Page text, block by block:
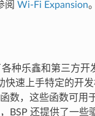
阅 Wi-Fi Expansion。
种乐鑫和第三方开
快速上手特定的开
数，这些函数可用
BSP 还提供了一些